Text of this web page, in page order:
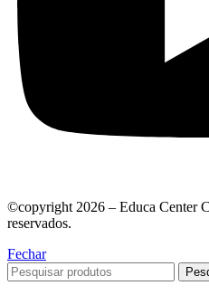
©copyright 2026 – Educa Center
reservados.
Fechar